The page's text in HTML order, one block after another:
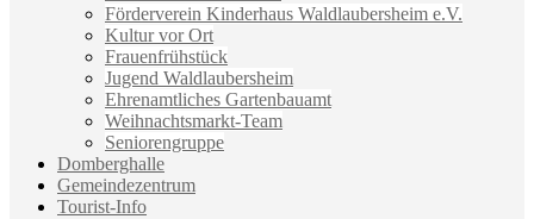
Förderverein Kinderhaus Waldlaubersheim e.V.
Kultur vor Ort
Frauenfrühstück
Jugend Waldlaubersheim
Ehrenamtliches Gartenbauamt
Weihnachtsmarkt-Team
Seniorengruppe
Domberghalle
Gemeindezentrum
Tourist-Info